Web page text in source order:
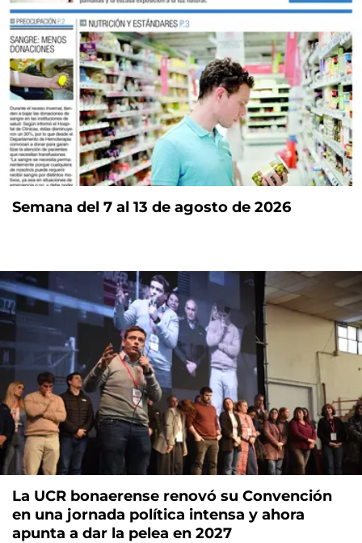
Semana del 7 al 13 de agosto de 2026
La UCR bonaerense renovó su Convención
en una jornada política intensa y ahora
apunta a dar la pelea en 2027